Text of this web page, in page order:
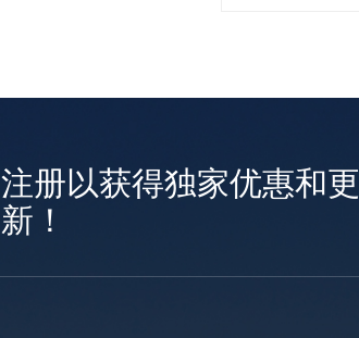
注册以获得独家优惠和更
新！